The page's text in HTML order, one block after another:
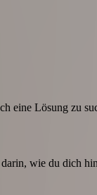
eine Lösung zu
wie du dich